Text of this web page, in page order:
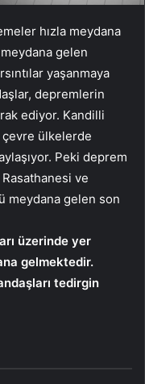
hızla meydana
gelen
yaşanmaya
depremlerin
ediyor. Kandilli
çevre ülkelerde
Peki deprem
ve
meydana gelen son
üzerinde yer
gelmektedir.
tedirgin